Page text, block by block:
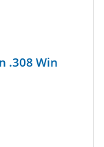
.308 Win